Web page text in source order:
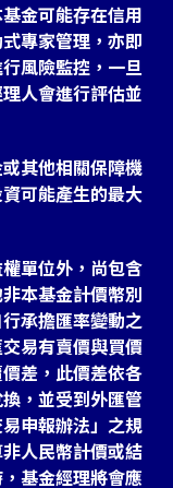
金可能存在信用
專家管理，亦即
風險監控，一旦
人會進行評估並
其他相關保障機
可能產生的最大
單位外，尚包含
本基金計價幣別
承擔匯率變動之
易有賣價與買價
差，此價差依各
，並受到外匯管
申報辦法」之規
人民幣計價或結
基金經理將會應